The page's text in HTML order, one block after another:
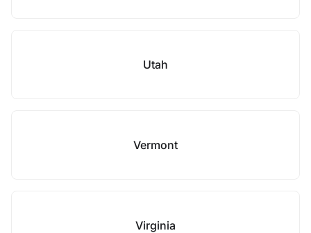
Utah
Vermont
Virginia